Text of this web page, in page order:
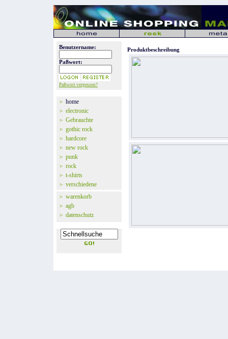
Benutzername:
Paßwort:
Paßwort vergessen?
home
electronic
Gebrauchte
gothic rock
hardcore
new rock
punk
rock
t-shirts
verschiedene
warenkorb
agb
datenschutz
Produktbeschreibung